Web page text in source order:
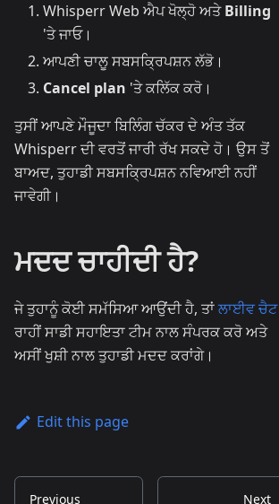
Whisperr Web ਐਪ ਖੋਲ੍ਹੋ ਅਤੇBilling
'ਤੇ ਜਾਓ।
ਆਪਣੀ ਚਾਲੂ ਸਬਸਕ੍ਰਿਪਸ਼ਨ ਲੱਭੋ।
Cancel plan 'ਤੇ ਕਲਿੱਕ ਕਰੋ।
ਤੁਸੀਂ ਆਪਣੇ ਮੌਜੂਦਾ ਬਿਲਿੰਗ ਚੱਕਰ ਦੇ ਅੰਤ ਤੱਕ
Whisperr ਦੀ ਵਰਤੋਂ ਜਾਰੀ ਰੱਖ ਸਕਦੇ ਹੋ। ਉਸ ਤੋਂ
ਬਾਅਦ, ਤੁਹਾਡੀ ਸਬਸਕ੍ਰਿਪਸ਼ਨ ਨਵਿਆਈ ਨਹੀਂ
ਜਾਵੇਗੀ।
ਮਦਦ ਚਾਹੀਦੀ ਹੈ?
ਜੇ ਤੁਹਾਨੂੰ ਕੋਈ ਸਮੱਸਿਆ ਆਉਂਦੀ ਹੈ, ਤਾਂਲਾਈਵ ਚੈਟ
ਰਾਹੀਂ ਸਾਡੀ ਸਹਾਇਤਾ ਟੀਮ ਨਾਲ ਸੰਪਰਕ ਕਰੋ ਅਤੇ
ਅਸੀਂ ਖੁਸ਼ੀ ਨਾਲ ਤੁਹਾਡੀ ਮਦਦ ਕਰਾਂਗੇ।
Edit this page
Previous Next